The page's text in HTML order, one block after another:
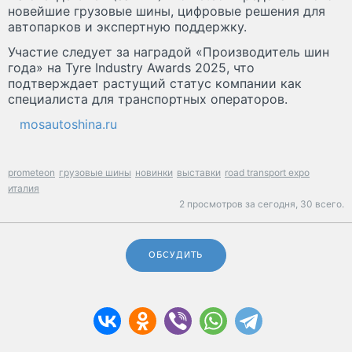
новейшие грузовые шины, цифровые решения для
автопарков и экспертную поддержку.
Участие следует за наградой «Производитель шин
года» на Tyre Industry Awards 2025, что
подтверждает растущий статус компании как
специалиста для транспортных операторов.
mosautoshina.ru
prometeon грузовые шины новинки выставки road transport expo
италия
2 просмотров за сегодня, 30 всего.
ОБСУДИТЬ